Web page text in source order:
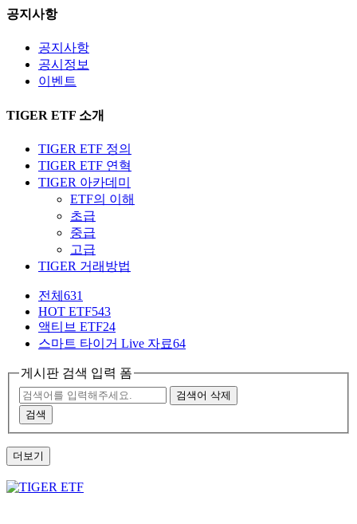
공지사항
공지사항
공시정보
이벤트
TIGER ETF 소개
TIGER ETF 정의
TIGER ETF 연혁
TIGER 아카데미
ETF의 이해
초급
중급
고급
TIGER 거래방법
전체 631
HOT ETF543
액티브 ETF24
스마트 타이거 Live 자료64
게시판 검색 입력 폼
검색어 삭제
검색
더보기